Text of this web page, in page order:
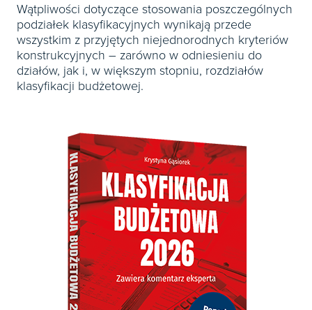
Wątpliwości dotyczące stosowania poszczególnych
podziałek klasyfikacyjnych wynikają przede
wszystkim z przyjętych niejednorodnych kryteriów
konstrukcyjnych – zarówno w odniesieniu do
działów, jak i, w większym stopniu, rozdziałów
klasyfikacji budżetowej.